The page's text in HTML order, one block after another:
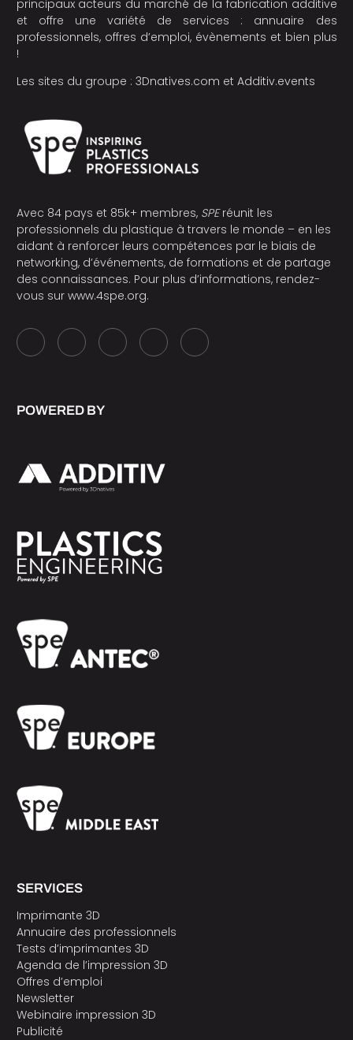
principaux acteurs du marché de la fabrication additive
et offre une variété de services : annuaire des
professionnels, offres d’emploi, évènements et bien plus
!
Les sites du groupe : 3Dnatives.com et Additiv.events
Avec 84 pays et 85k+ membres, SPEréunit les
professionnels du plastique à travers le monde – en les
aidant à renforcer leurs compétences par le biais de
networking, d’événements, de formations et de partage
des connaissances. Pour plus d’informations, rendez-
vous sur www.4spe.org.
POWERED BY
SERVICES
Imprimante 3D
Annuaire des professionnels
Tests d’imprimantes 3D
Agenda de l’impression 3D
Offres d’emploi
Newsletter
Webinaire impression 3D
Publicité